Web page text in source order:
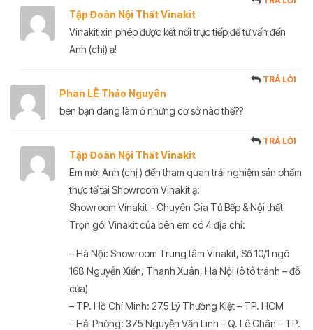
Tập Đoàn Nội Thất Vinakit
Vinakit xin phép được kết nối trực tiếp để tư vấn đến
Anh (chị) ạ!
Phan LÊ Thảo Nguyên
TRẢ LỜI
ben bạn dang làm ở những cơ sở nào thế??
Tập Đoàn Nội Thất Vinakit
TRẢ LỜI
Em mời Anh (chị ) đến tham quan trải nghiệm sản phẩm
thực tế tại Showroom Vinakit ạ:
Showroom Vinakit – Chuyên Gia Tủ Bếp & Nội thất
Trọn gói Vinakit của bên em có 4 địa chỉ:
– Hà Nội: Showroom Trung tâm Vinakit, Số 10/1 ngõ
168 Nguyễn Xiển, Thanh Xuân, Hà Nội (ô tô tránh – đỗ
cửa)
– TP. Hồ Chí Minh: 275 Lý Thường Kiệt – TP. HCM
– Hải Phòng: 375 Nguyễn Văn Linh – Q. Lê Chân – TP.